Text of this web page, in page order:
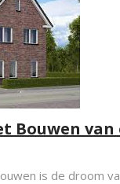
Bouwen
is de droom